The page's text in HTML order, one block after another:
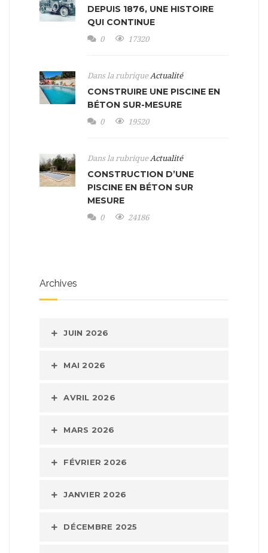
DEPUIS 1876, UNE HISTOIRE
QUI CONTINUE
0 17320
Dans la rubrique Actualité
CONSTRUIRE UNE PISCINE EN
BÉTON SUR-MESURE
0 19520
Dans la rubrique Actualité
CONSTRUCTION D’UNE
PISCINE EN BÉTON SUR
MESURE
0 24186
Archives
JUIN 2026
MAI 2026
AVRIL 2026
MARS 2026
FÉVRIER 2026
JANVIER 2026
DÉCEMBRE 2025